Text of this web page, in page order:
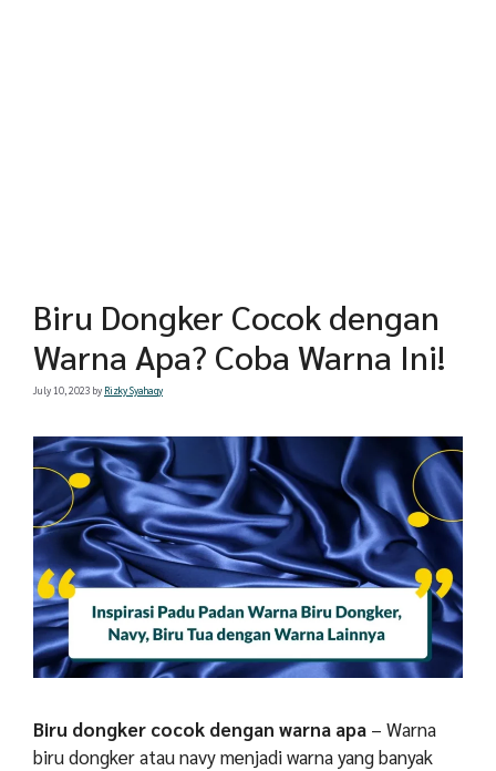
Biru Dongker Cocok dengan
Warna Apa? Coba Warna Ini!
July 10, 2023 by Rizky Syahaqy
Biru dongker cocok dengan warna apa – Warna
biru dongker atau navy menjadi warna yang banyak